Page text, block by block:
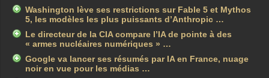
Washington lève ses restrictions sur Fable 5 et Mythos
5, les modèles les plus puissants d’Anthropic …
Le directeur de la CIA compare l’IA de pointe à des
« armes nucléaires numériques » …
Google va lancer ses résumés par IA en France, nuage
noir en vue pour les médias …